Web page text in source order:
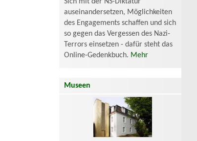
auseinandersetzen, Möglichkeiten
des Engagements schaffen und sich
so gegen das Vergessen des Nazi-
Terrors einsetzen - dafür steht das
Online-Gedenkbuch. Mehr
Museen